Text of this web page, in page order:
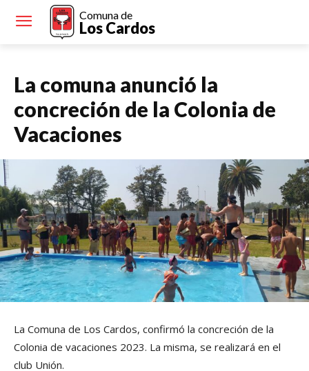
Comuna de
Los Cardos
La comuna anunció la
concreción de la Colonia de
Vacaciones
La Comuna de Los Cardos, confirmó la concreción de la
Colonia de vacaciones 2023. La misma, se realizará en el
club Unión.